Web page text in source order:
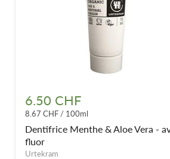
Menthe
&
Aloe
Vera
-
avec
6.50 CHF
8.67 CHF / 100ml
Dentifrice Menthe & Aloe Vera -
fluor
Urtekram